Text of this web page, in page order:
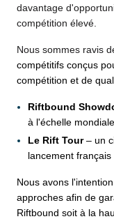
davantage
compétition élevé.
Nous sommes ravis
compétitifs conçus
compétition et de
Riftbound
à l'échelle mondiale
Le Rift Tour– un
lancement
Nous avons
approches afin de
Riftbound soit à la